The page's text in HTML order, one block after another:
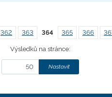
362 363 364 365 366
Výsledků na stránce: